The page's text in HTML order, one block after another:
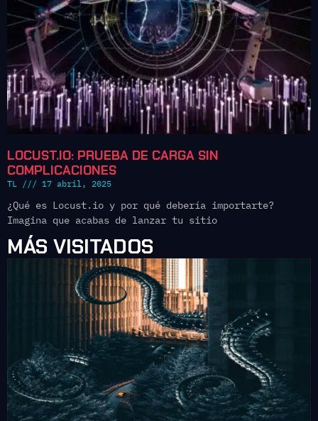
LOCUST.IO: PRUEBA DE CARGA SIN
COMPLICACIONES
TL 17 abril, 2025
¿Qué es Locust.io y por qué debería importarte?
Imagina que acabas de lanzar tu sitio
MÁS VISITADOS